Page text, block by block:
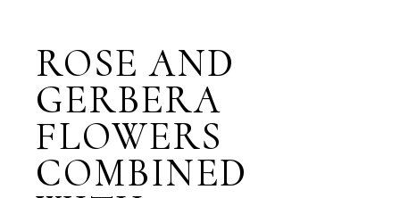
ROSE AND
GERBERA
FLOWERS
COMBINED